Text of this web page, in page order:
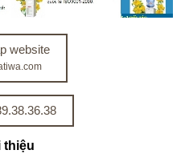
website
thiệu